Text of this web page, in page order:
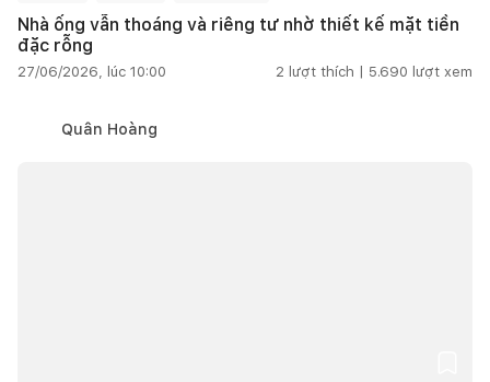
Nhà ống vẫn thoáng và riêng tư nhờ thiết kế mặt tiền
đặc rỗng
27/06/2026, lúc 10:00 2 lượt thích | 5.690 lượt xem
Quân Hoàng